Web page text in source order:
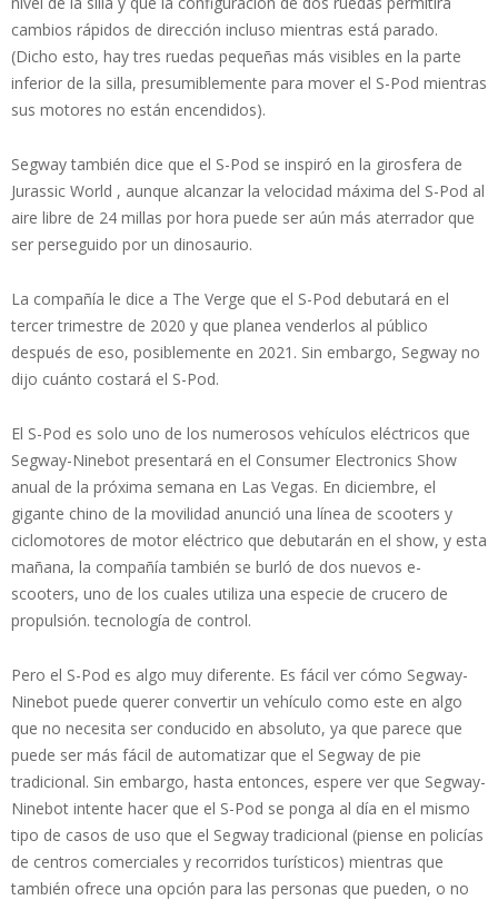
cambios rápidos de dirección incluso mientras está parado.
(Dicho esto, hay tres ruedas pequeñas más visibles en la parte
inferior de la silla, presumiblemente para mover el S-Pod mientras
sus motores no están encendidos).
Segway también dice que el S-Pod se inspiró en la girosfera de
Jurassic World , aunque alcanzar la velocidad máxima del S-Pod al
aire libre de 24 millas por hora puede ser aún más aterrador que
ser perseguido por un dinosaurio.
La compañía le dice a The Verge que el S-Pod debutará en el
tercer trimestre de 2020 y que planea venderlos al público
después de eso, posiblemente en 2021. Sin embargo, Segway no
dijo cuánto costará el S-Pod.
El S-Pod es solo uno de los numerosos vehículos eléctricos que
Segway-Ninebot presentará en el Consumer Electronics Show
anual de la próxima semana en Las Vegas. En diciembre, el
gigante chino de la movilidad anunció una línea de scooters y
ciclomotores de motor eléctrico que debutarán en el show, y esta
mañana, la compañía también se burló de dos nuevos e-
scooters, uno de los cuales utiliza una especie de crucero de
propulsión. tecnología de control.
Pero el S-Pod es algo muy diferente. Es fácil ver cómo Segway-
Ninebot puede querer convertir un vehículo como este en algo
que no necesita ser conducido en absoluto, ya que parece que
puede ser más fácil de automatizar que el Segway de pie
tradicional. Sin embargo, hasta entonces, espere ver que Segway-
Ninebot intente hacer que el S-Pod se ponga al día en el mismo
tipo de casos de uso que el Segway tradicional (piense en policías
de centros comerciales y recorridos turísticos) mientras que
también ofrece una opción para las personas que pueden, o no